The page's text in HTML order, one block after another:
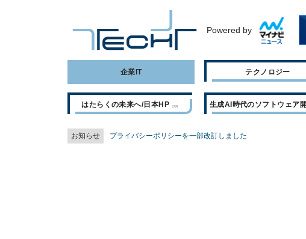
Powered by
企業IT テクノロジー
はたらくの未来へ/日本HP 生成AI時代のソフトウェア
お知らせ プライバシーポリシーを一部改訂しました